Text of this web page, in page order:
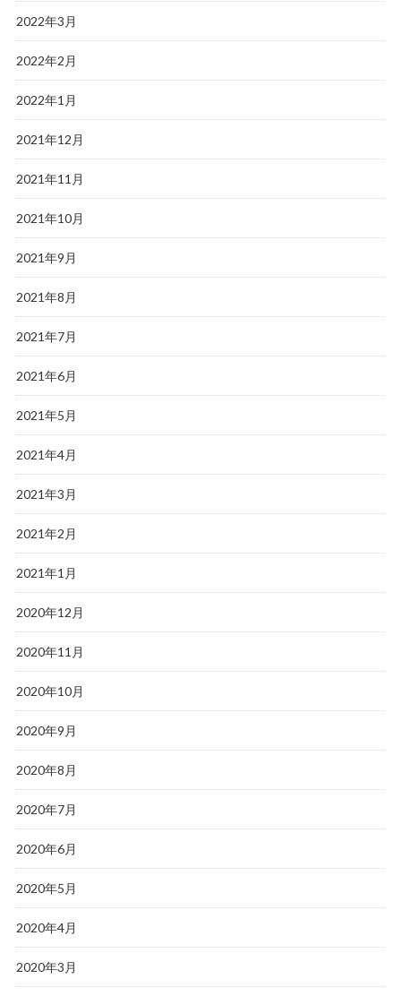
2022年3月
2022年2月
2022年1月
2021年12月
2021年11月
2021年10月
2021年9月
2021年8月
2021年7月
2021年6月
2021年5月
2021年4月
2021年3月
2021年2月
2021年1月
2020年12月
2020年11月
2020年10月
2020年9月
2020年8月
2020年7月
2020年6月
2020年5月
2020年4月
2020年3月